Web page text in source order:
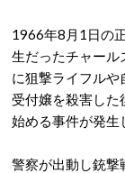
1966年8月1日の
生だったチャール
に狙撃ライフルや
受付嬢を殺害した
始める事件が発生
警察が出動し銃撃